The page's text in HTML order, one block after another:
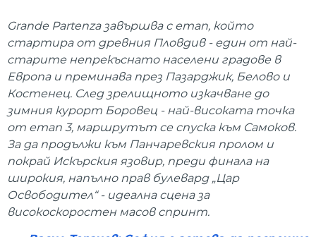
Grande Partenza завършва с етап, който
стартира от древния Пловдив - един от най-
старите непрекъснато населени градове в
Европа и преминава през Пазарджик, Белово и
Костенец. След зрелищното изкачване до
зимния курорт Боровец - най-високата точка
от етап 3, маршрутът се спуска към Самоков.
За да продължи към Панчаревския пролом и
покрай Искърския язовир, преди финала на
широкия, напълно прав булевард „Цар
Освободител“ - идеална сцена за
високоскоростен масов спринт.